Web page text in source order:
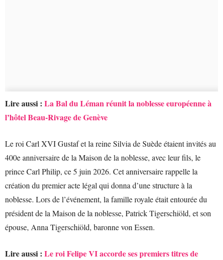
Lire aussi : La Bal du Léman réunit la noblesse européenne à
l’hôtel Beau-Rivage de Genève
Le roi Carl XVI Gustaf et la reine Silvia de Suède étaient invités au
400e anniversaire de la Maison de la noblesse, avec leur fils, le
prince Carl Philip, ce 5 juin 2026. Cet anniversaire rappelle la
création du premier acte légal qui donna d’une structure à la
noblesse. Lors de l’événement, la famille royale était entourée du
président de la Maison de la noblesse, Patrick Tigerschiöld, et son
épouse, Anna Tigerschiöld, baronne von Essen.
Lire aussi : Le roi Felipe VI accorde ses premiers titres de